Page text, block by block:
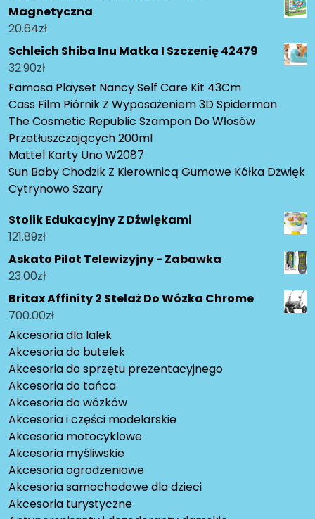
Magnetyczna
20.64zł
Schleich Shiba Inu Matka I Szczenię 42479
32.90zł
Famosa Playset Nancy Self Care Kit 43Cm
Cass Film Piórnik Z Wyposażeniem 3D Spiderman
The Cosmetic Republic Szampon Do Włosów
Przetłuszczających 200ml
Mattel Karty Uno W2087
Sun Baby Chodzik Z Kierownicą Gumowe Kółka Dżwięk
Cytrynowo Szary
Stolik Edukacyjny Z Dźwiękami
121.89zł
Askato Pilot Telewizyjny - Zabawka
23.00zł
Britax Affinity 2 Stelaż Do Wózka Chrome
700.00zł
Akcesoria dla lalek
Akcesoria do butelek
Akcesoria do sprzętu prezentacyjnego
Akcesoria do tańca
Akcesoria do wózków
Akcesoria i części modelarskie
Akcesoria motocyklowe
Akcesoria myśliwskie
Akcesoria ogrodzeniowe
Akcesoria samochodowe dla dzieci
Akcesoria turystyczne